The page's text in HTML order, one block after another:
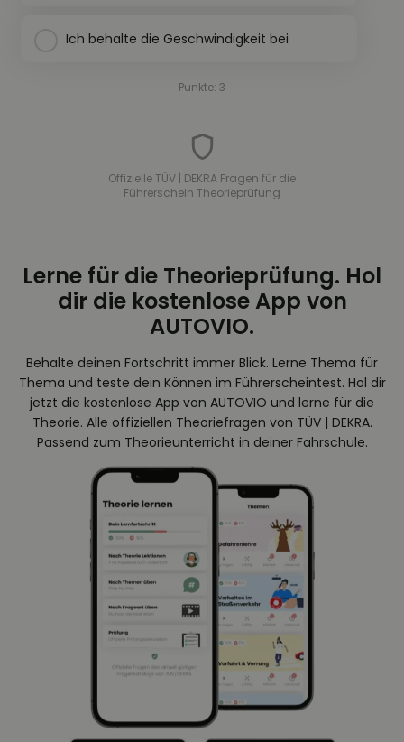
Ich behalte die Geschwindigkeit bei
Punkte: 3
Offizielle TÜV | DEKRA Fragen für die
Führerschein Theorieprüfung
Lerne für die Theorieprüfung. Hol
dir die kostenlose App von
AUTOVIO.
Behalte deinen Fortschritt immer Blick. Lerne Thema für
Thema und teste dein Können im Führerscheintest. Hol dir
jetzt die kostenlose App von AUTOVIO und lerne für die
Theorie. Alle offiziellen Theoriefragen von TÜV | DEKRA.
Passend zum Theorieunterricht in deiner Fahrschule.